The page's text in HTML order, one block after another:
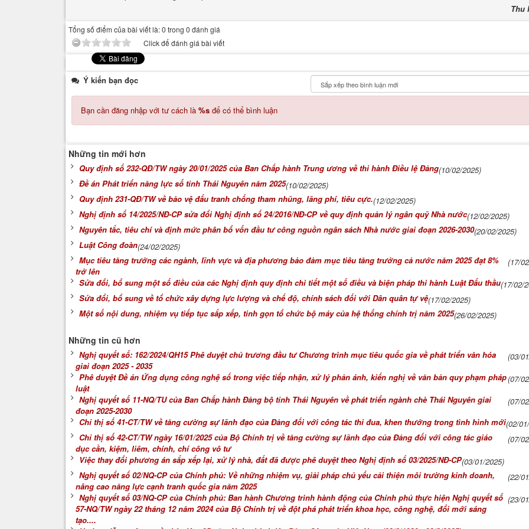
Thu
Tổng số điểm của bài viết là: 0 trong 0 đánh giá
Click để đánh giá bài viết
Ý kiến bạn đọc
Bạn cần đăng nhập với tư cách là %s để có thể bình luận
Những tin mới hơn
Quy định số 232-QĐ/TW ngày 20/01/2025 của Ban Chấp hành Trung ương về thi hành Điều lệ Đảng(10/02/2025)
Đề án Phát triển năng lực số tỉnh Thái Nguyên năm 2025(10/02/2025)
Quy định 231-QĐ/TW về bảo vệ đấu tranh chống tham nhũng, lãng phí, tiêu cực.(12/02/2025)
Nghị định số 14/2025/NĐ-CP sửa đổi Nghị định số 24/2016/NĐ-CP về quy định quản lý ngân quỹ Nhà nước(12/02/2025)
Nguyên tắc, tiêu chí và định mức phân bổ vốn đầu tư công nguồn ngân sách Nhà nước giai đoạn 2026-2030(20/02/2025)
Luật Công đoàn(24/02/2025)
Mục tiêu tăng trưởng các ngành, lĩnh vực và địa phương bảo đảm mục tiêu tăng trưởng cả nước năm 2025 đạt 8%
trở lên
(17/
Sửa đổi, bổ sung một số điều của các Nghị định quy định chi tiết một số điều và biện pháp thi hành Luật Đấu thầu(17/02/
Sửa đổi, bổ sung về tổ chức xây dựng lực lượng và chế độ, chính sách đối với Dân quân tự vệ(17/02/2025)
Một số nội dung, nhiệm vụ tiếp tục sắp xếp, tinh gọn tổ chức bộ máy của hệ thống chính trị năm 2025(26/02/2025)
Những tin cũ hơn
Nghị quyết số: 162/2024/QH15 Phê duyệt chủ trương đầu tư Chương trình mục tiêu quốc gia về phát triển văn hóa
giai đoạn 2025 - 2035
(03/
Phê duyệt Đề án Ứng dụng công nghệ số trong việc tiếp nhận, xử lý phản ánh, kiến nghị về văn bản quy phạm pháp
luật
(07/
Nghị quyết số 11-NQ/TU của Ban Chấp hành Đảng bộ tỉnh Thái Nguyên về phát triển ngành chè Thái Nguyên giai
đoạn 2025-2030
(07/
Chỉ thị số 41-CT/TW về tăng cường sự lãnh đạo của Đảng đối với công tác thi đua, khen thưởng trong tình hình mới(02/
Chỉ thị số 42-CT/TW ngày 16/01/2025 của Bộ Chính trị về tăng cường sự lãnh đạo của Đảng đối với công tác giáo
dục cần, kiệm, liêm, chính, chí công vô tư
(07/
Việc thay đổi phương án sắp xếp lại, xử lý nhà, đất đã được phê duyệt theo Nghị định số 03/2025/NĐ-CP(03/01/2025)
Nghị quyết số 02/NQ-CP của Chính phủ: Về những nhiệm vụ, giải pháp chủ yếu cải thiện môi trường kinh doanh,
nâng cao năng lực cạnh tranh quốc gia năm 2025
(22/
Nghị quyết số 03/NQ-CP của Chính phủ: Ban hành Chương trình hành động của Chính phủ thực hiện Nghị quyết số
57-NQ/TW ngày 22 tháng 12 năm 2024 của Bộ Chính trị về đột phá phát triển khoa học, công nghệ, đổi mới sáng
tạo....
(23/